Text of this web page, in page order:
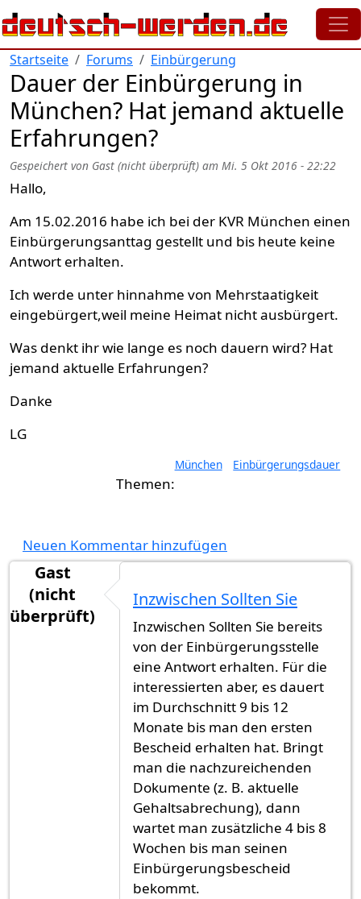
Direkt zum Inhalt
Startseite Forums Einbürgerung
Dauer der Einbürgerung in
München? Hat jemand aktuelle
Erfahrungen?
Gespeichert von Gast (nicht überprüft) am Mi. 5 Okt 2016 - 22:22
Hallo,
Am 15.02.2016 habe ich bei der KVR München einen
Einbürgerungsanttag gestellt und bis heute keine
Antwort erhalten.
Ich werde unter hinnahme von Mehrstaatigkeit
eingebürgert,weil meine Heimat nicht ausbürgert.
Was denkt ihr wie lange es noch dauern wird? Hat
jemand aktuelle Erfahrungen?
Danke
LG
München Einbürgerungsdauer
Neuen Kommentar hinzufügen
Gast
(nicht
überprüft)
Inzwischen Sollten Sie
Inzwischen Sollten Sie bereits
von der Einbürgerungsstelle
eine Antwort erhalten. Für die
interessierten aber, es dauert
im Durchschnitt 9 bis 12
Monate bis man den ersten
Bescheid erhalten hat. Bringt
man die nachzureichenden
Dokumente (z. B. aktuelle
Gehaltsabrechung), dann
wartet man zusätzliche 4 bis 8
Wochen bis man seinen
Einbürgerungsbescheid
bekommt.